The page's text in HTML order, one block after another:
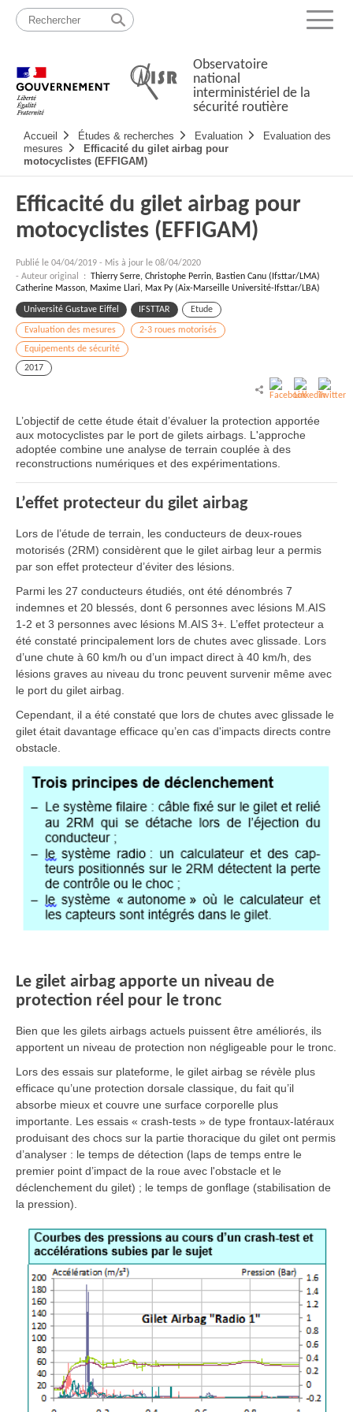
Passer
contenu
Menu
Observatoire
national
interministériel de la
sécurité routière
principale
Accueil Études & recherches Evaluation
Evaluation des
mesures
Efficacité du gilet airbag pour
motocyclistes (EFFIGAM)
Efficacité du gilet airbag pour
motocyclistes (EFFIGAM)
Publié le 04/04/2019 - Mis à jour le 08/04/2020
- Auteur original : Thierry Serre, Christophe Perrin, Bastien Canu (Ifsttar/LMA)
Catherine Masson, Maxime Llari, Max Py (Aix-Marseille Université-Ifsttar/LBA)
Université Gustave Eiffel IFSTTAR Etude
Evaluation des mesures
2-3 roues motorisés
Equipements de sécurité
2017
L’objectif de cette étude était d’évaluer la protection apportée
aux motocyclistes par le port de gilets airbags. L'approche
adoptée combine une analyse de terrain couplée à des
reconstructions numériques et des expérimentations.
L’effet protecteur du gilet airbag
Lors de l’étude de terrain, les conducteurs de deux-roues
motorisés (2RM) considèrent que le gilet airbag leur a permis
par son effet protecteur d’éviter des lésions.
Parmi les 27 conducteurs étudiés, ont été dénombrés 7
indemnes et 20 blessés, dont 6 personnes avec lésions M.AIS
1-2 et 3 personnes avec lésions M.AIS 3+. L’effet protecteur a
été constaté principalement lors de chutes avec glissade. Lors
d’une chute à 60 km/h ou d’un impact direct à 40 km/h, des
lésions graves au niveau du tronc peuvent survenir même avec
le port du gilet airbag.
Cependant, il a été constaté que lors de chutes avec glissade le
gilet était davantage efficace qu’en cas d'impacts directs contre
obstacle.
Le gilet airbag apporte un niveau de
protection réel pour le tronc
Bien que les gilets airbags actuels puissent être améliorés, ils
apportent un niveau de protection non négligeable pour le tronc.
Lors des essais sur plateforme, le gilet airbag se révèle plus
efficace qu’une protection dorsale classique, du fait qu’il
absorbe mieux et couvre une surface corporelle plus
importante. Les essais « crash-tests » de type frontaux-latéraux
produisant des chocs sur la partie thoracique du gilet ont permis
d’analyser : le temps de détection (laps de temps entre le
premier point d’impact de la roue avec l'obstacle et le
déclenchement du gilet) ; le temps de gonflage (stabilisation de
la pression).